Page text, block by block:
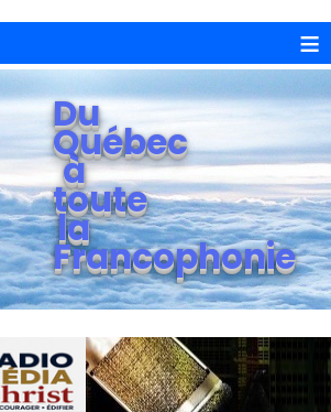
≡
Du
Québec
à
toute
la
Francophonie